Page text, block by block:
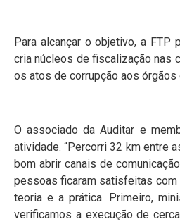
Para alcançar o objetivo, a
cria núcleos de fiscalização nas
os atos de corrupção aos
O associado da Auditar e
atividade. “Percorri 32 km entre
bom abrir canais de
pessoas ficaram satisfeitas com
teoria e a prática. Primeiro,
verificamos a execução de